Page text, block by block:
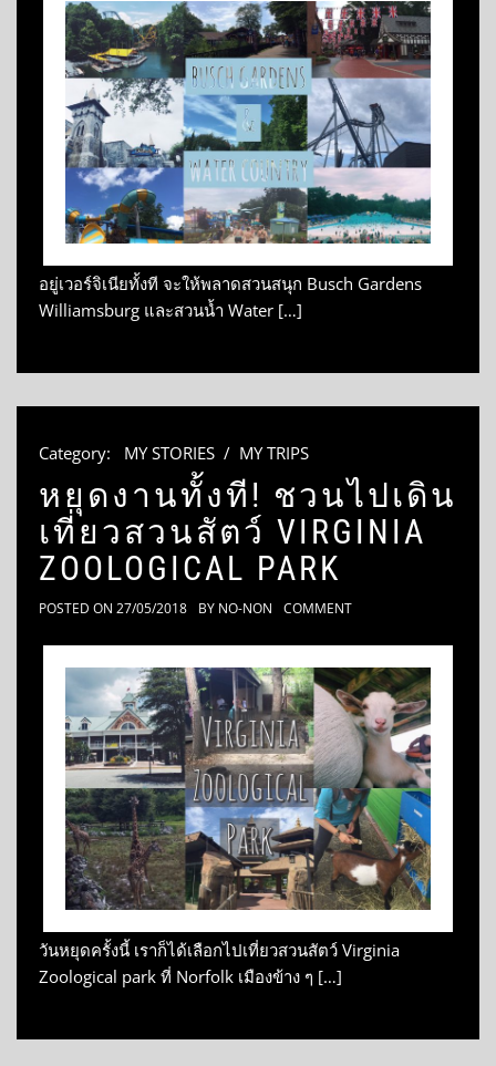
อยู่เวอร์จิเนียทั้งที จะให้พลาดสวนสนุก Busch Gardens
Williamsburg และสวนน้ำ Water […]
Category: MY STORIES / MY TRIPS
หยุดงานทั้งที! ชวนไปเดิน
เที่ยวสวนสัตว์ VIRGINIA
ZOOLOGICAL PARK
POSTED ON 27/05/2018 BY NO-NON COMMENT
วันหยุดครั้งนี้ เราก็ได้เลือกไปเที่ยวสวนสัตว์ Virginia
Zoological park ที่ Norfolk เมืองข้าง ๆ […]